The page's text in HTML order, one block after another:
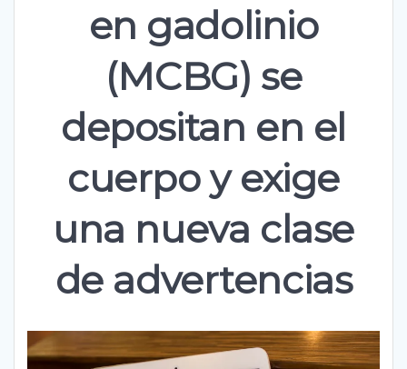
en gadolinio
(MCBG) se
depositan en el
cuerpo y exige
una nueva clase
de advertencias